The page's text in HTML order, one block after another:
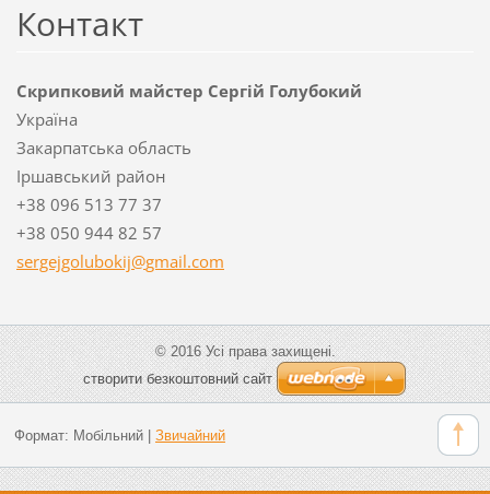
Контакт
Скрипковий майстер Сергій Голубокий
Україна
Закарпатська область
Іршавський район
+38 096 513 77 37
+38 050 944 82 57
sergejgolubokij@gmail.com
© 2016 Усі права захищені.
cтворити безкоштовний сайт
Формат: Мобільний| Звичайний